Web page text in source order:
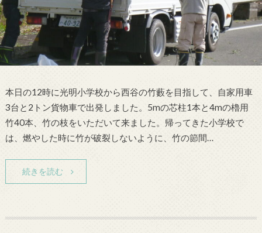
本日の12時に光明小学校から西谷の竹藪を目指して、自家用車
3台と2トン貨物車で出発しました。5mの芯柱1本と4mの櫓用
竹40本、竹の枝をいただいて来ました。帰ってきた小学校で
は、燃やした時に竹が破裂しないように、竹の節間…
続きを読む